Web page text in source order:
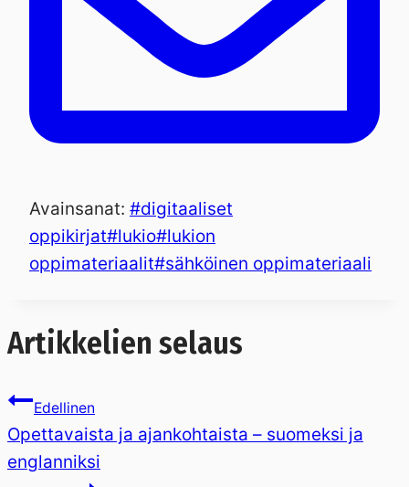
Avainsanat: #digitaaliset
oppikirjat#lukio#lukion
oppimateriaalit#sähköinen oppimateriaali
Artikkelien selaus
Edellinen
Opettavaista ja ajankohtaista – suomeksi ja
englanniksi